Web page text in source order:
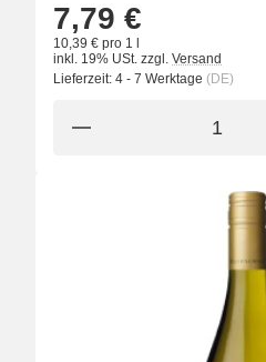
7,79 €
10,39 € pro 1 l
inkl. 19% USt. zzgl. Versand
Lieferzeit: 4 - 7 Werktage (DE)